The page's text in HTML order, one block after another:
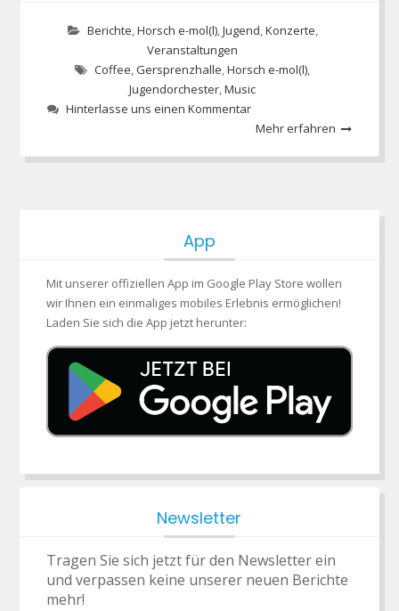
Berichte,Horsch e-mol(l),Jugend,Konzerte,
Veranstaltungen
Coffee,Gersprenzhalle,Horsch e-mol(l),
Jugendorchester,Music
Hinterlasse uns einen Kommentar
Mehr erfahren
App
Mit unserer offiziellen App im Google Play Store wollen
wir Ihnen ein einmaliges mobiles Erlebnis ermöglichen!
Laden Sie sich die App jetzt herunter:
Newsletter
Tragen Sie sich jetzt für den Newsletter ein
und verpassen keine unserer neuen Berichte
mehr!